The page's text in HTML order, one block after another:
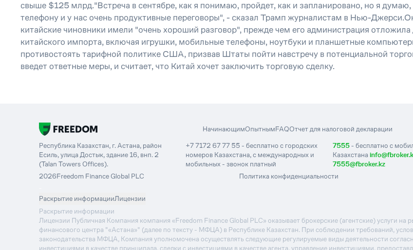
свыше $125 млрд."Встреча в сентябре, как я понимаю, пройдет, как и запланировано, но я
телефону и у нас очень продуктивные переговоры", - сказал Трамп журналистам в Нью-
китайские чиновники имели "очень хороший разговор", прежде чем его администрация
китайского импорта, включая игрушки, мобильные телефоны, ноутбуки и планшетные
противостоять тарифной политике США, призвав Штаты пойти навстречу в потенциальной
введет ответные меры, и считает, что Китай хочет заключить торговую сделку.
НачинающимОпытнымFAQОтчет для налоговой декларации
Республика Казахстан, г. Астана, район
Есиль, улица Достык, здание 16, внп. 2
(Talan Towers Offices).
+7 7172 67 77 55 - бесплатно с городских
номеров Казахстана, с международных и
мобильных - звонок платный
7555- бесплатно с
Казахстана
7555@fbroker.kz
2026Freedom Finance Global PLC
Политика конфиденциальности
Раскрытие информацииЛицензии
Раскрытие информации
Лицензии Публичная Компания компания «Freedom Finance Global PLC» оказывает брокерские (агентские) услуги
финансового центра "«Астана»" (далее по тексту - МФЦА) в Республике Казахстан. При соблюдении требований,
законодательства МФЦА, Компания уполномочена осуществлять следующие регулируемые виды деятельности
инвестициями в качестве принципала, сделки с инвестициями в качестве агента, управление инвестициями,